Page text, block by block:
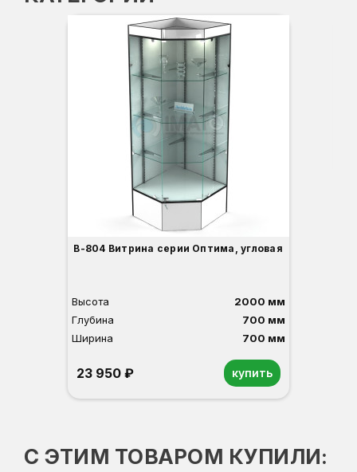
В-804 Витрина серии Оптима, угловая
Высота
2000 мм
Глубина
700 мм
Ширина
700 мм
23 950 ₽ купить
С ЭТИМ ТОВАРОМ КУПИЛИ: